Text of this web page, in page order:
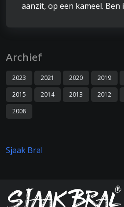
aanzit, op een kameel. Ben
Archief
2023 2021 2020 2019
2015
2014 2013 2012
2008
Sjaak Bral